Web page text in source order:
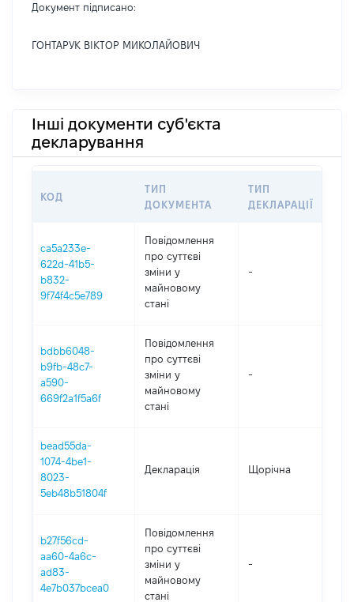
Документ підписано:
ГОНТАРУК ВІКТОР МИКОЛАЙОВИЧ
Інші документи суб'єкта
декларування
КОД
ТИП
ДОКУМЕНТА
ТИП
ДЕКЛАРАЦІЇ
ca5a233e-
622d-41b5-
b832-
9f74f4c5e789
Повідомлення
про суттєві
зміни y
майновому
стані
-
bdbb6048-
b9fb-48c7-
a590-
669f2a1f5a6f
Повідомлення
про суттєві
зміни y
майновому
стані
-
bead55da-
1074-4be1-
8023-
5eb48b51804f
Декларація Щорічна
b27f56cd-
aa60-4a6c-
ad83-
4e7b037bcea0
Повідомлення
про суттєві
зміни y
майновому
стані
-